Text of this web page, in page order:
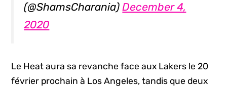
(@ShamsCharania)December 4,
2020
Le Heat aura sa revanche face aux Lakers le 20
février prochain à Los Angeles, tandis que deux